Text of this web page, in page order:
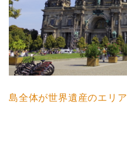
島全体が世界遺産のエリア